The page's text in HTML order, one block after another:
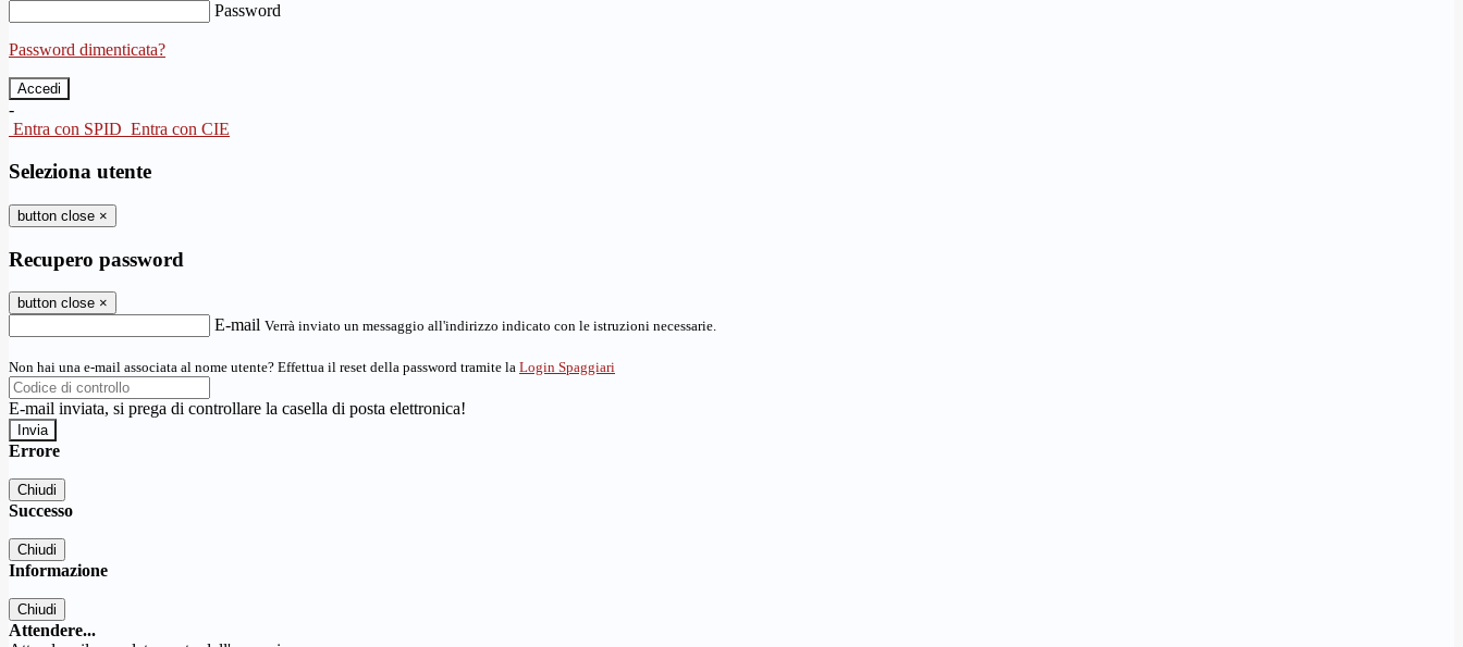
Password
Password dimenticata?
-
Entra con SPID Entra con CIE
Seleziona utente
button close ×
Recupero password
button close ×
E-mail Verrà inviato un messaggio all'indirizzo indicato con le istruzioni necessarie.
Non hai una e-mail associata al nome utente? Effettua il reset della password tramite la Login Spaggiari
E-mail inviata, si prega di controllare la casella di posta elettronica!
Errore
Chiudi
Successo
Chiudi
Informazione
Chiudi
Attendere...